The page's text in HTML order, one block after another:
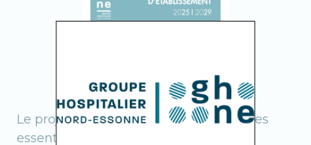
Le projet intègre plusieurs composantes
essentielles :